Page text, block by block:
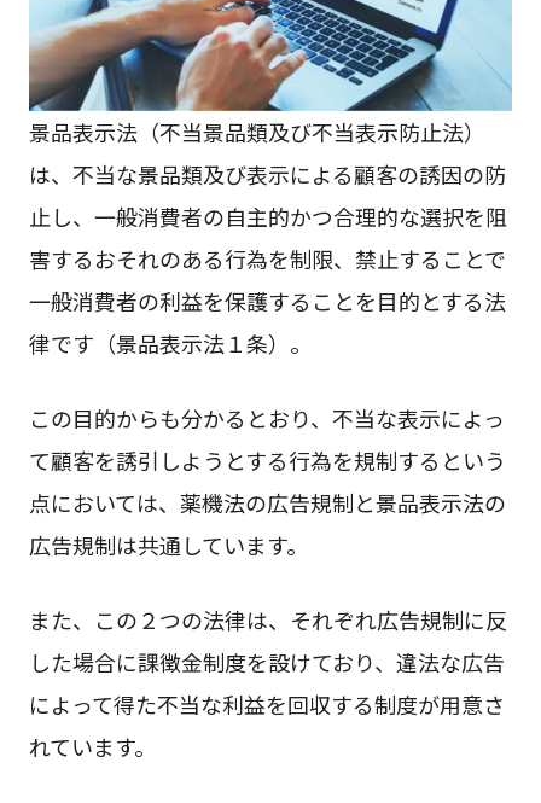
景品表示法（不当景品類及び不当表示防止法）
は、不当な景品類及び表示による顧客の誘因の防
止し、一般消費者の自主的かつ合理的な選択を阻
害するおそれのある行為を制限、禁止することで
一般消費者の利益を保護することを目的とする法
律です（景品表示法１条）。
この目的からも分かるとおり、不当な表示によっ
て顧客を誘引しようとする行為を規制するという
点においては、薬機法の広告規制と景品表示法の
広告規制は共通しています。
また、この２つの法律は、それぞれ広告規制に反
した場合に課徴金制度を設けており、違法な広告
によって得た不当な利益を回収する制度が用意さ
れています。